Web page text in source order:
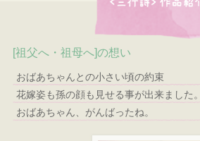
[祖父へ・祖母へ]の想い
おばあちゃんとの小さい頃の約束
花嫁姿も孫の顔も見せる事が出来ました。
おばあちゃん、がんばったね。